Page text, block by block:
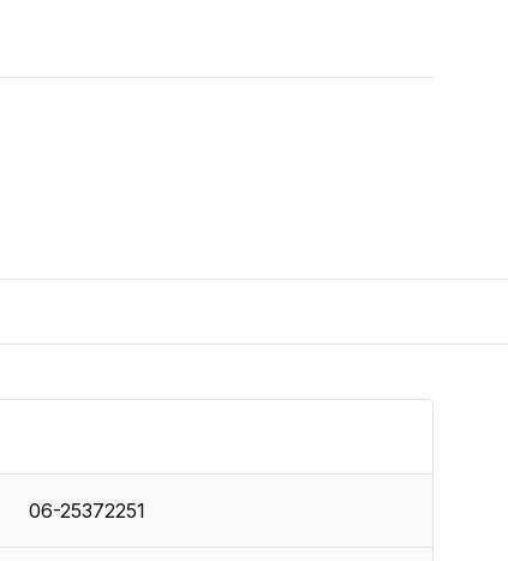
06-25372251